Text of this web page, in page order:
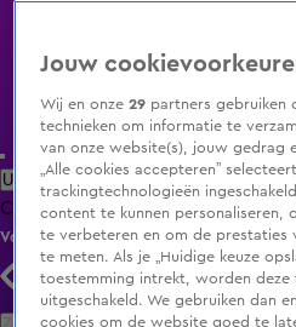
Uitzending Gemist Populaire programma's
ClipsFilmsRadioSmart TV inlog
Volg KIJK
Jouw
Wij en onze29 partners gebruiken
technieken om informatie te
van onze website(s), jouw gedrag
„Alle cookies accepteren”
trackingtechnologieën
content te kunnen personaliseren,
te verbeteren en om de prestaties
te meten. Als je „Huidige keuze
toestemming intrekt, worden deze
uitgeschakeld. We gebruiken dan
cookies om de website goed te